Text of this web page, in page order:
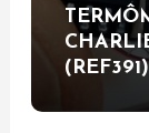
(REF391)